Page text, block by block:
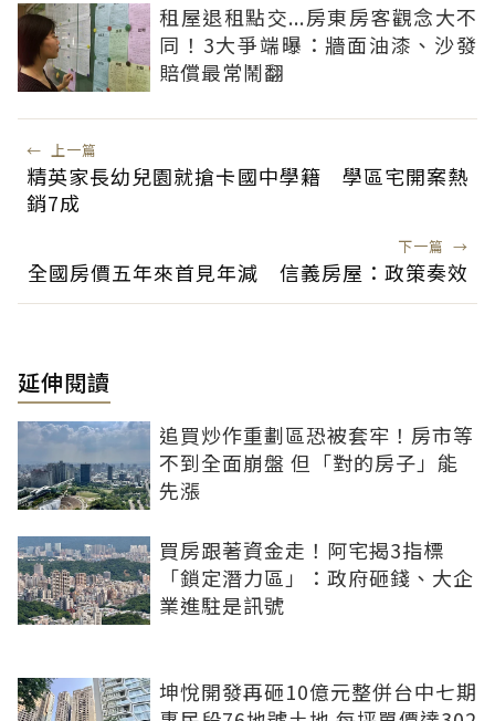
租屋退租點交...房東房客觀念大不
同！3大爭端曝：牆面油漆、沙發
賠償最常鬧翻
← 上一篇
精英家長幼兒園就搶卡國中學籍 學區宅開案熱
銷7成
下一篇 →
全國房價五年來首見年減 信義房屋：政策奏效
延伸閱讀
追買炒作重劃區恐被套牢！房市等
不到全面崩盤 但「對的房子」能
先漲
買房跟著資金走！阿宅揭3指標
「鎖定潛力區」：政府砸錢、大企
業進駐是訊號
坤悅開發再砸10億元整併台中七期